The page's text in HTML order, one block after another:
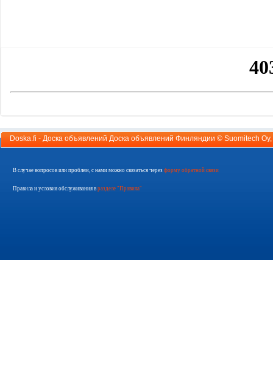
Doska.fi - Доска объявлений Доска объявлений Финляндии © Suomitech Oy
В случае вопросов или проблем, с нами можно связаться через форму обратной связи
Правила и условия обслуживания в разделе "Правила"